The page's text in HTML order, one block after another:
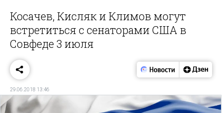
Косачев, Кисляк и Климов могут
встретиться с сенаторами США в
Совфеде 3 июля
29.06.2018 13:46